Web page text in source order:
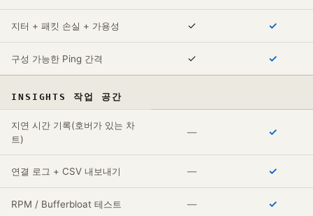
지터 + 패킷 손실 + 가용성 ✓ ✓
구성 가능한 Ping 간격 ✓ ✓
INSIGHTS 작업 공간
지연 시간 기록(호버가 있는 차
트)
— ✓
연결 로그 + CSV 내보내기 — ✓
RPM / Bufferbloat 테스트 — ✓